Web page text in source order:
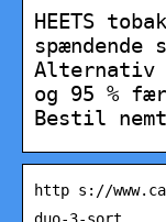
HEETS
spændende
Alternativ
og 95 %
Bestil
http s://